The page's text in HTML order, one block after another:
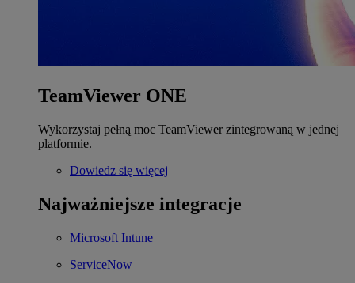
TeamViewer ONE
Wykorzystaj pełną moc TeamViewer zintegrowaną w jednej
platformie.
Dowiedz się więcej
Najważniejsze integracje
Microsoft Intune
ServiceNow